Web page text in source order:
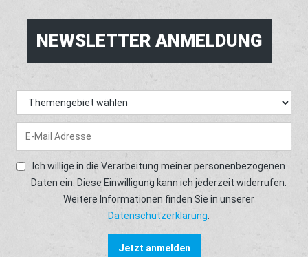
NEWSLETTER ANMELDUNG
Ich willige in die Verarbeitung meiner personenbezogenen
Daten ein. Diese Einwilligung kann ich jederzeit widerrufen.
Weitere Informationen finden Sie in unserer
Datenschutzerklärung